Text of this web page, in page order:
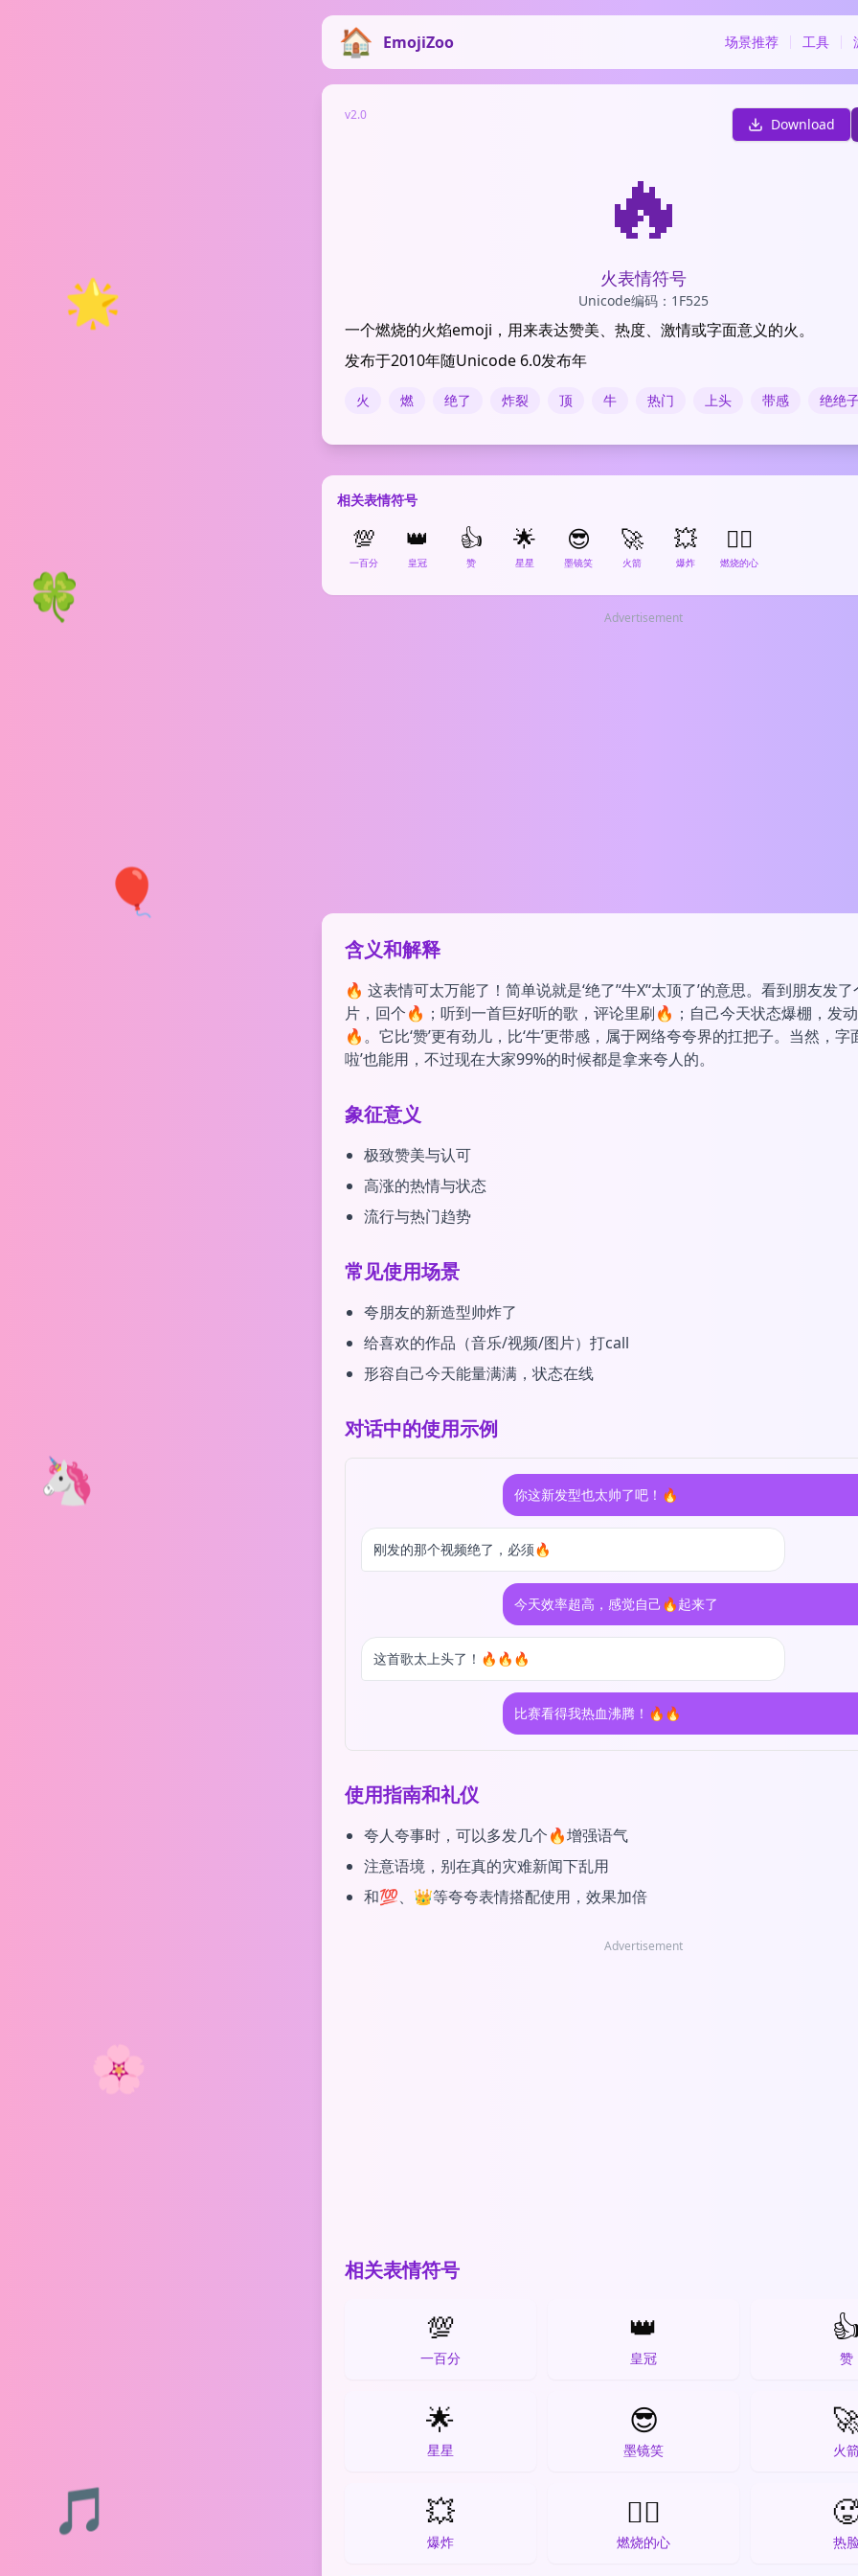
EmojiZoo 场景推荐 工具
🌟
🎈
🦄
🌸
🍀
🎵
v2.0
Download
🔥
火表情符号
Unicode编码：1F525
一个燃烧的火焰emoji，用来表达赞美、热度、激情或字面意义的火。
发布于2010年随Unicode 6.0发布年
火 燃 绝了 炸裂 顶 牛 热门 上头 带感 绝绝
相关表情符号
💯
一百分
👑
皇冠
👍
赞
🌟
星星
😎
墨镜笑
🚀
火箭
💥
爆炸
❤️‍🔥
燃烧的心
Advertisement
含义和解释
🔥 这表情可太万能了！简单说就是‘绝了’‘牛X’‘太顶了’的意思。看到朋友发
片，回个🔥；听到一首巨好听的歌，评论里刷🔥；自己今天状态爆棚，发
🔥。它比‘赞’更有劲儿，比‘牛’更带感，属于网络夸夸界的扛把子。当然，字
啦’也能用，不过现在大家99%的时候都是拿来夸人的。
象征意义
极致赞美与认可
高涨的热情与状态
流行与热门趋势
常见使用场景
夸朋友的新造型帅炸了
给喜欢的作品（音乐/视频/图片）打call
形容自己今天能量满满，状态在线
对话中的使用示例
你这新发型也太帅了吧！🔥
刚发的那个视频绝了，必须🔥
今天效率超高，感觉自己🔥起来了
这首歌太上头了！🔥🔥🔥
比赛看得我热血沸腾！🔥🔥
使用指南和礼仪
夸人夸事时，可以多发几个🔥增强语气
注意语境，别在真的灾难新闻下乱用
和💯、👑等夸夸表情搭配使用，效果加倍
Advertisement
相关表情符号
💯
一百分
👑
皇冠 赞
🌟
星星
😎
墨镜笑 火
💥
爆炸
❤️‍🔥
燃烧的心 热